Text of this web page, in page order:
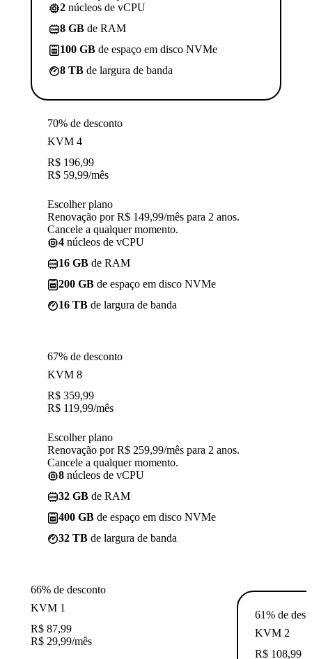
2 núcleos de vCPU
8 GB de RAM
100 GB de espaço em disco NVMe
8 TB de largura de banda
70% de desconto
KVM 4
R$ 196,99
R$ 59,99/mês
Escolher plano
Renovação por R$ 149,99/mês para 2 anos.
Cancele a qualquer momento.
4 núcleos de vCPU
16 GB de RAM
200 GB de espaço em disco NVMe
16 TB de largura de banda
67% de desconto
KVM 8
R$ 359,99
R$ 119,99/mês
Escolher plano
Renovação por R$ 259,99/mês para 2 anos.
Cancele a qualquer momento.
8 núcleos de vCPU
32 GB de RAM
400 GB de espaço em disco NVMe
32 TB de largura de banda
66% de desconto
KVM 1
R$ 87,99
R$ 29,99/mês
61% de
KVM 2
R$ 108,99